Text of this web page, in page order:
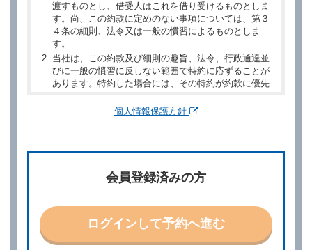
渡すものとし、借受人はこれを借り受けるものとしま
す。尚、この約款に定めのない事項については、第３
４条の細則、法令又は一般の慣習によるものとしま
す。
当社は、この約款及び細則の趣旨、法令、行政通達並
びに一般の慣習に反しない範囲で特約に応ずることが
あります。特約した場合には、その特約が約款に優先
別に定める料金表等に同意のうえ、別に定める方法に
他の借受条件（以下「借受条件」といいます。）を明
示して予約の申込みを行うことができます。なお、当
社は、電話連絡並びに電子メールによる予約に応じま
個人情報保護方針
会員登録済みの方
ログインして予約へ進む